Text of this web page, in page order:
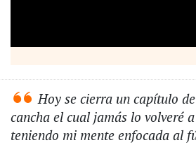
Hoy se cierra un capítulo
cancha el cual jamás lo volveré
teniendo mi mente enfocada al